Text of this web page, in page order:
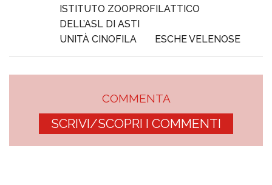
ISTITUTO ZOOPROFILATTICO
DELL’ASL DI ASTI
UNITÀ CINOFILA
ESCHE VELENOSE
COMMENTA
SCRIVI/SCOPRI I COMMENTI